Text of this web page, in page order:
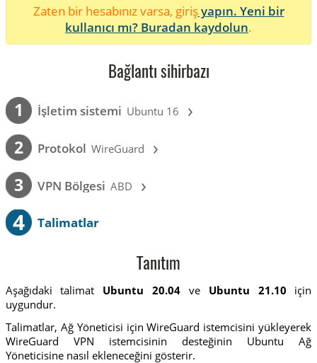
Zaten bir hesabınız varsa, girişyapın. Yeni bir
kullanıcı mı? Buradan kaydolun.
Bağlantı sihirbazı
1 İşletim sistemi Ubuntu 16 ›
2 Protokol WireGuard ›
3 VPN Bölgesi ABD ›
4 Talimatlar
Tanıtım
Aşağıdaki talimat Ubuntu 20.04 ve Ubuntu 21.10 için
uygundur.
Talimatlar, Ağ Yöneticisi için WireGuard istemcisini yükleyerek
WireGuard VPN istemcisinin desteğinin Ubuntu Ağ
Yöneticisine nasıl ekleneceğini gösterir.